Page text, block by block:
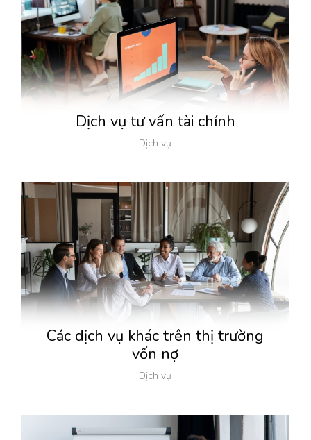
Dịch vụ tư vấn tài chính
Dịch vụ
Các dịch vụ khác trên thị trường
vốn nợ
Dịch vụ